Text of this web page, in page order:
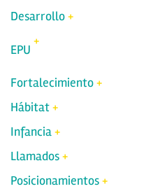
Desarrollo
EPU
Fortalecimiento
Hábitat
Infancia
Llamados
Posicionamientos